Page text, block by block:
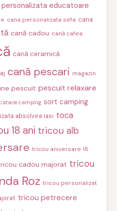
personalizata educatoare
cana personalizata sefa cana
cană cadou cană cafea
cană ceramică
cană pescari magazin
pescuit pescuit relaxare
camping sort camping
absolvire Iasi toca
18 ani tricou alb
tricou aniversare 18
cadou majorat tricou
Roz tricou personalizat
tricou petrecere